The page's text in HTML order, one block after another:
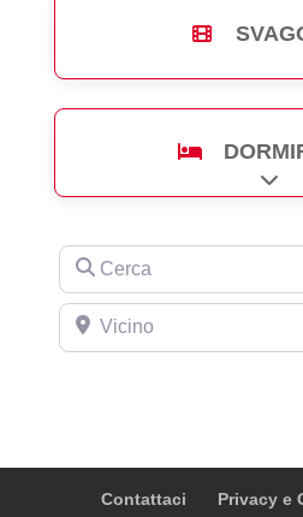
Cerca
Vicino
Contattaci Privacy e